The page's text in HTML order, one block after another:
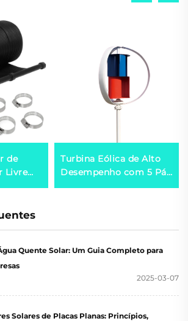
de
Livre
Turbina Eólica de Alto
Desempenho com 5 Pás
Eólica
Quente Solar: Um Guia Completo para
2025-03-07
Solares de Placas Planas: Princípios,